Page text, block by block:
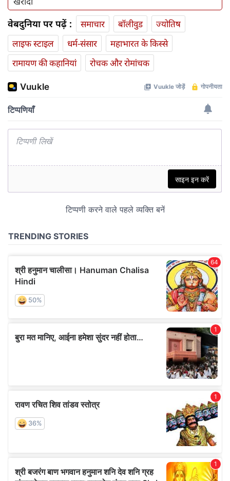
वेबदुनिया पर पढ़ें : समाचार बॉलीवुड
ज्योतिष
लाइफ स्‍टाइल
धर्म-संसार
महाभारत के किस्से
रामायण की कहानियां
रोचक और रोमांचक